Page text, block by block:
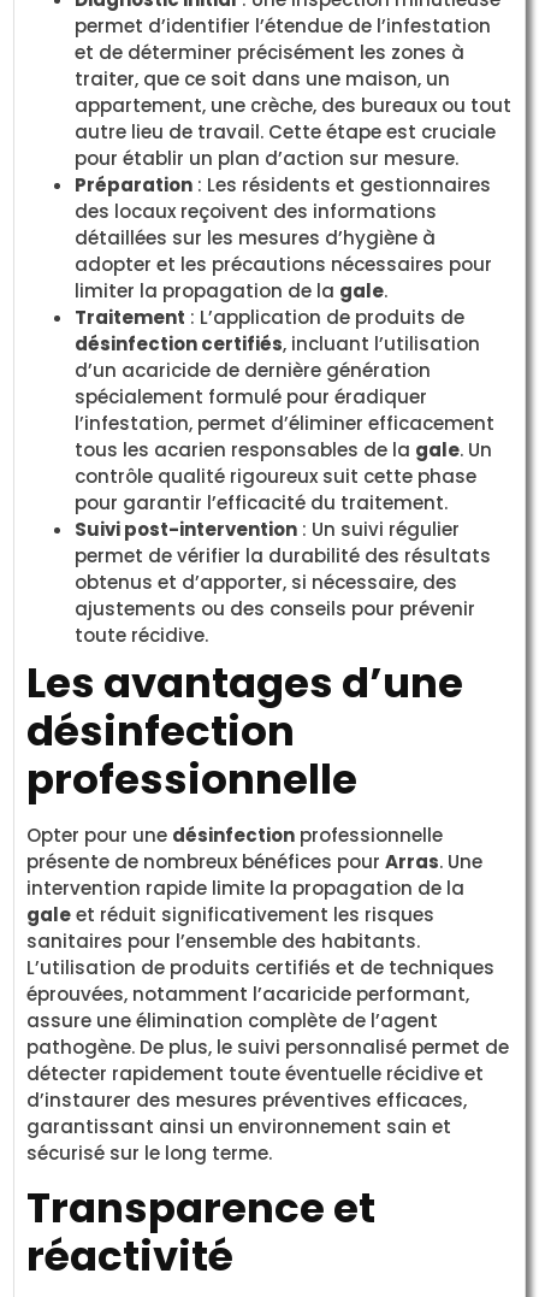
permet d’identifier l’étendue de l’infestation
et de déterminer précisément les zones à
traiter, que ce soit dans une maison, un
appartement, une crèche, des bureaux ou tout
autre lieu de travail. Cette étape est cruciale
pour établir un plan d’action sur mesure.
Préparation : Les résidents et gestionnaires
des locaux reçoivent des informations
détaillées sur les mesures d’hygiène à
adopter et les précautions nécessaires pour
limiter la propagation de la gale.
Traitement : L’application de produits de
désinfection certifiés, incluant l’utilisation
d’un acaricide de dernière génération
spécialement formulé pour éradiquer
l’infestation, permet d’éliminer efficacement
tous les acarien responsables de la gale. Un
contrôle qualité rigoureux suit cette phase
pour garantir l’efficacité du traitement.
Suivi post-intervention : Un suivi régulier
permet de vérifier la durabilité des résultats
obtenus et d’apporter, si nécessaire, des
ajustements ou des conseils pour prévenir
toute récidive.
Les avantages d’une
désinfection
professionnelle
Opter pour une désinfection professionnelle
présente de nombreux bénéfices pourArras. Une
intervention rapide limite la propagation de la
galeet réduit significativement les risques
sanitaires pour l’ensemble des habitants.
L’utilisation de produits certifiés et de techniques
éprouvées, notamment l’acaricide performant,
assure une élimination complète de l’agent
pathogène. De plus, le suivi personnalisé permet de
détecter rapidement toute éventuelle récidive et
d’instaurer des mesures préventives efficaces,
garantissant ainsi un environnement sain et
sécurisé sur le long terme.
Transparence et
réactivité